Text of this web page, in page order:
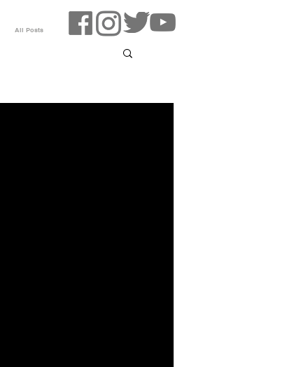
All Posts